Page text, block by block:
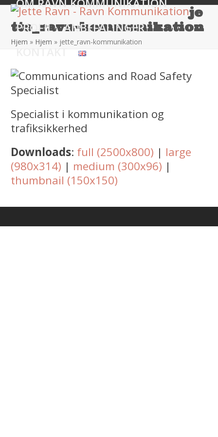
Skip
content
OM RAVN KOMMUNIKATION
PROFIL
ANBEFALINGER
Open
mobile
menu
Close
mobile
menu
je
tte_ravn-kommunikation
Hjem » Hjem » jette_ravn-kommunikation
Specialist i kommunikation og
trafiksikkerhed
Downloads: full (2500x800) | large
(980x314) | medium (300x96) |
thumbnail (150x150)